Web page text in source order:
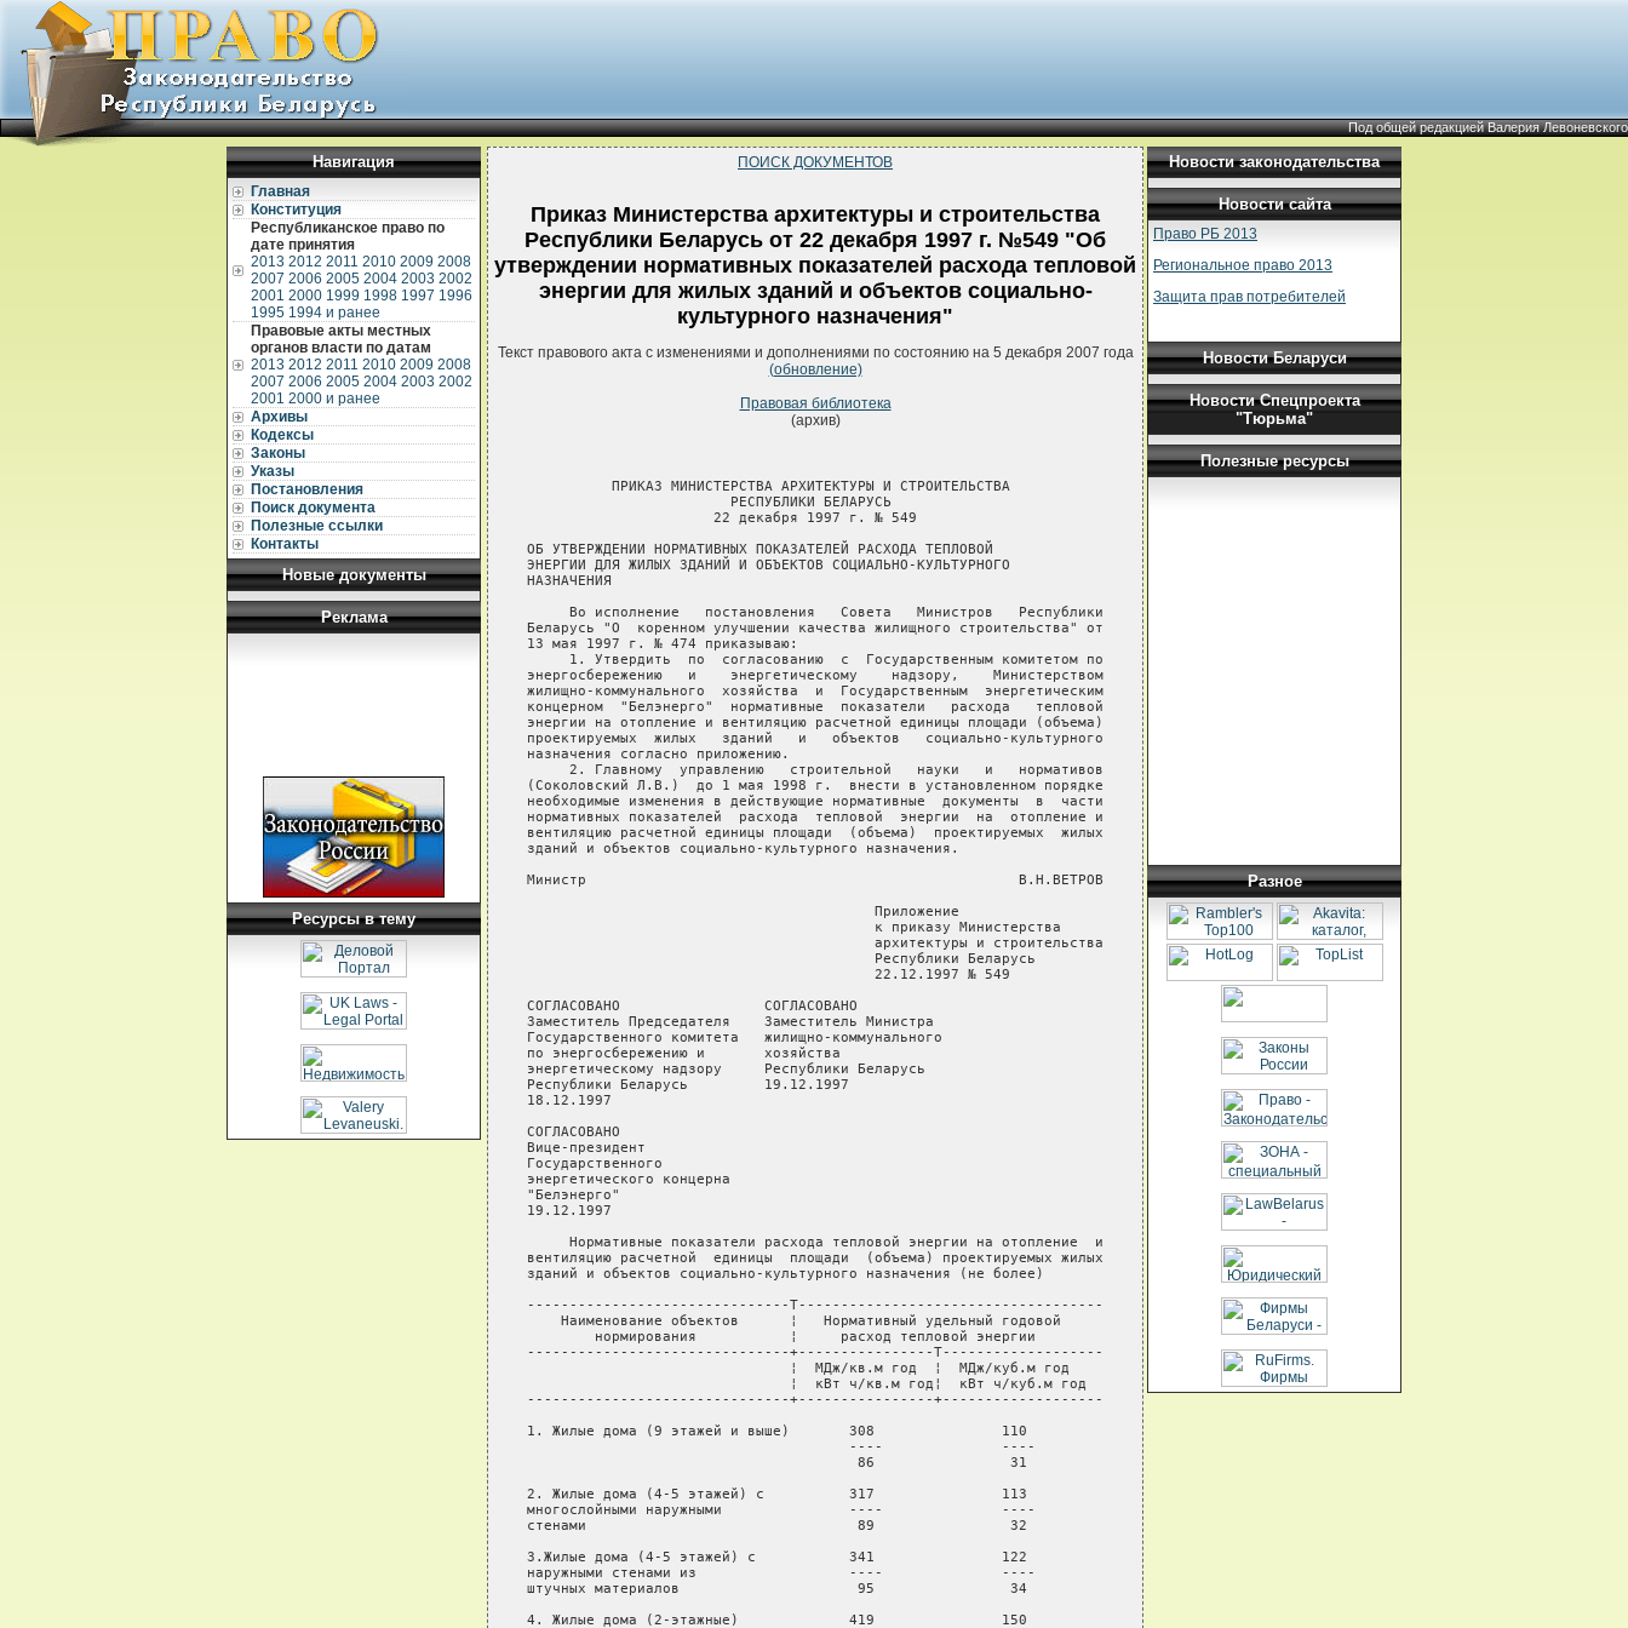
Под общей редакцией Валерия Левоневского
Навигация
Главная
Конституция
Республиканское право по
дате принятия
2013 2012 2011 2010 2009 2008
2007 2006 2005 2004 2003 2002
2001 2000 1999 1998 1997 1996
1995 1994 и ранее
Правовые акты местных
органов власти по датам
2013 2012 2011 2010 2009 2008
2007 2006 2005 2004 2003 2002
2001 2000 и ранее
Архивы
Кодексы
Законы
Указы
Постановления
Поиск документа
Полезные ссылки
Контакты
Новые документы
Реклама
Ресурсы в тему
ПОИСК ДОКУМЕНТОВ
Приказ Министерства архитектуры и строительства
Республики Беларусь от 22 декабря 1997 г. №549 "Об
утверждении нормативных показателей расхода тепловой
энергии для жилых зданий и объектов социально-
культурного назначения"
Текст правового акта с изменениями и дополнениями по состоянию на 5 декабря 2007 года
(обновление)
Правовая библиотека
(архив)
          ПРИКАЗ МИНИСТЕРСТВА АРХИТЕКТУРЫ И СТРОИТЕЛЬСТВА
                        РЕСПУБЛИКИ БЕЛАРУСЬ
                      22 декабря 1997 г. № 549
ОБ УТВЕРЖДЕНИИ НОРМАТИВНЫХ ПОКАЗАТЕЛЕЙ РАСХОДА ТЕПЛОВОЙ
ЭНЕРГИИ ДЛЯ ЖИЛЫХ ЗДАНИЙ И ОБЪЕКТОВ СОЦИАЛЬНО-КУЛЬТУРНОГО
НАЗНАЧЕНИЯ
     Во исполнение   постановления   Совета   Министров   Республики
Беларусь "О  коренном улучшении качества жилищного строительства" от
13 мая 1997 г. № 474 приказываю:
     1. Утвердить  по  согласованию  с  Государственным комитетом по
энергосбережению   и    энергетическому    надзору,    Министерством
жилищно-коммунального  хозяйства  и  Государственным  энергетическим
концерном  "Белэнерго"  нормативные  показатели   расхода   тепловой
энергии на отопление и вентиляцию расчетной единицы площади (объема)
проектируемых  жилых   зданий   и   объектов   социально-культурного
назначения согласно приложению.
     2. Главному  управлению   строительной   науки   и   нормативов
(Соколовский Л.В.)  до 1 мая 1998 г.  внести в установленном порядке
необходимые изменения в действующие нормативные  документы  в  части
нормативных показателей  расхода  тепловой  энергии  на  отопление и
вентиляцию расчетной единицы площади  (объема)  проектируемых  жилых
зданий и объектов социально-культурного назначения.
Министр                                                   В.Н.ВЕТРОВ
                                         Приложение
                                         к приказу Министерства
                                         архитектуры и строительства
                                         Республики Беларусь
                                         22.12.1997 № 549
СОГЛАСОВАНО                 СОГЛАСОВАНО
Заместитель Председателя    Заместитель Министра
Государственного комитета   жилищно-коммунального
по энергосбережению и       хозяйства
энергетическому надзору     Республики Беларусь
Республики Беларусь         19.12.1997
18.12.1997
СОГЛАСОВАНО
Вице-президент
Государственного
энергетического концерна
"Белэнерго"
19.12.1997
     Нормативные показатели расхода тепловой энергии на отопление  и
вентиляцию расчетной  единицы  площади  (объема) проектируемых жилых
зданий и объектов социально-культурного назначения (не более)
-------------------------------T------------------------------------
    Наименование объектов      ¦   Нормативный удельный годовой
        нормирования           ¦     расход тепловой энергии
-------------------------------+----------------T-------------------
                               ¦  МДж/кв.м год  ¦  МДж/куб.м год
                               ¦  кВт ч/кв.м год¦  кВт ч/куб.м год
-------------------------------+----------------+-------------------
1. Жилые дома (9 этажей и выше)       308               110
                                      ----              ----
                                       86                31
2. Жилые дома (4-5 этажей) с          317               113
многослойными наружными               ----              ----
стенами                                89                32
3.Жилые дома (4-5 этажей) с           341               122
наружными стенами из                  ----              ----
штучных материалов                     95                34
4. Жилые дома (2-этажные)             419               150
Новости законодательства
Новости сайта
Право РБ 2013
Региональное право 2013
Защита прав потребителей
Новости Беларуси
Новости Спецпроекта
"Тюрьма"
Полезные ресурсы
Разное